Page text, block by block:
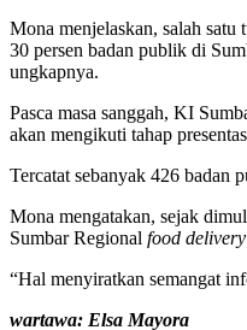
Mona menjelaskan, salah
30 persen badan publik di
ungkapnya.
Pasca masa sanggah, KI
akan mengikuti tahap
Tercatat sebanyak 426 badan
Mona mengatakan, sejak
Sumbar Regional food delivery
“Hal menyiratkan semangat
wartawa: Elsa Mayora